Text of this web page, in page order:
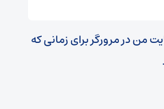
من در مرورگر برای زمانی که